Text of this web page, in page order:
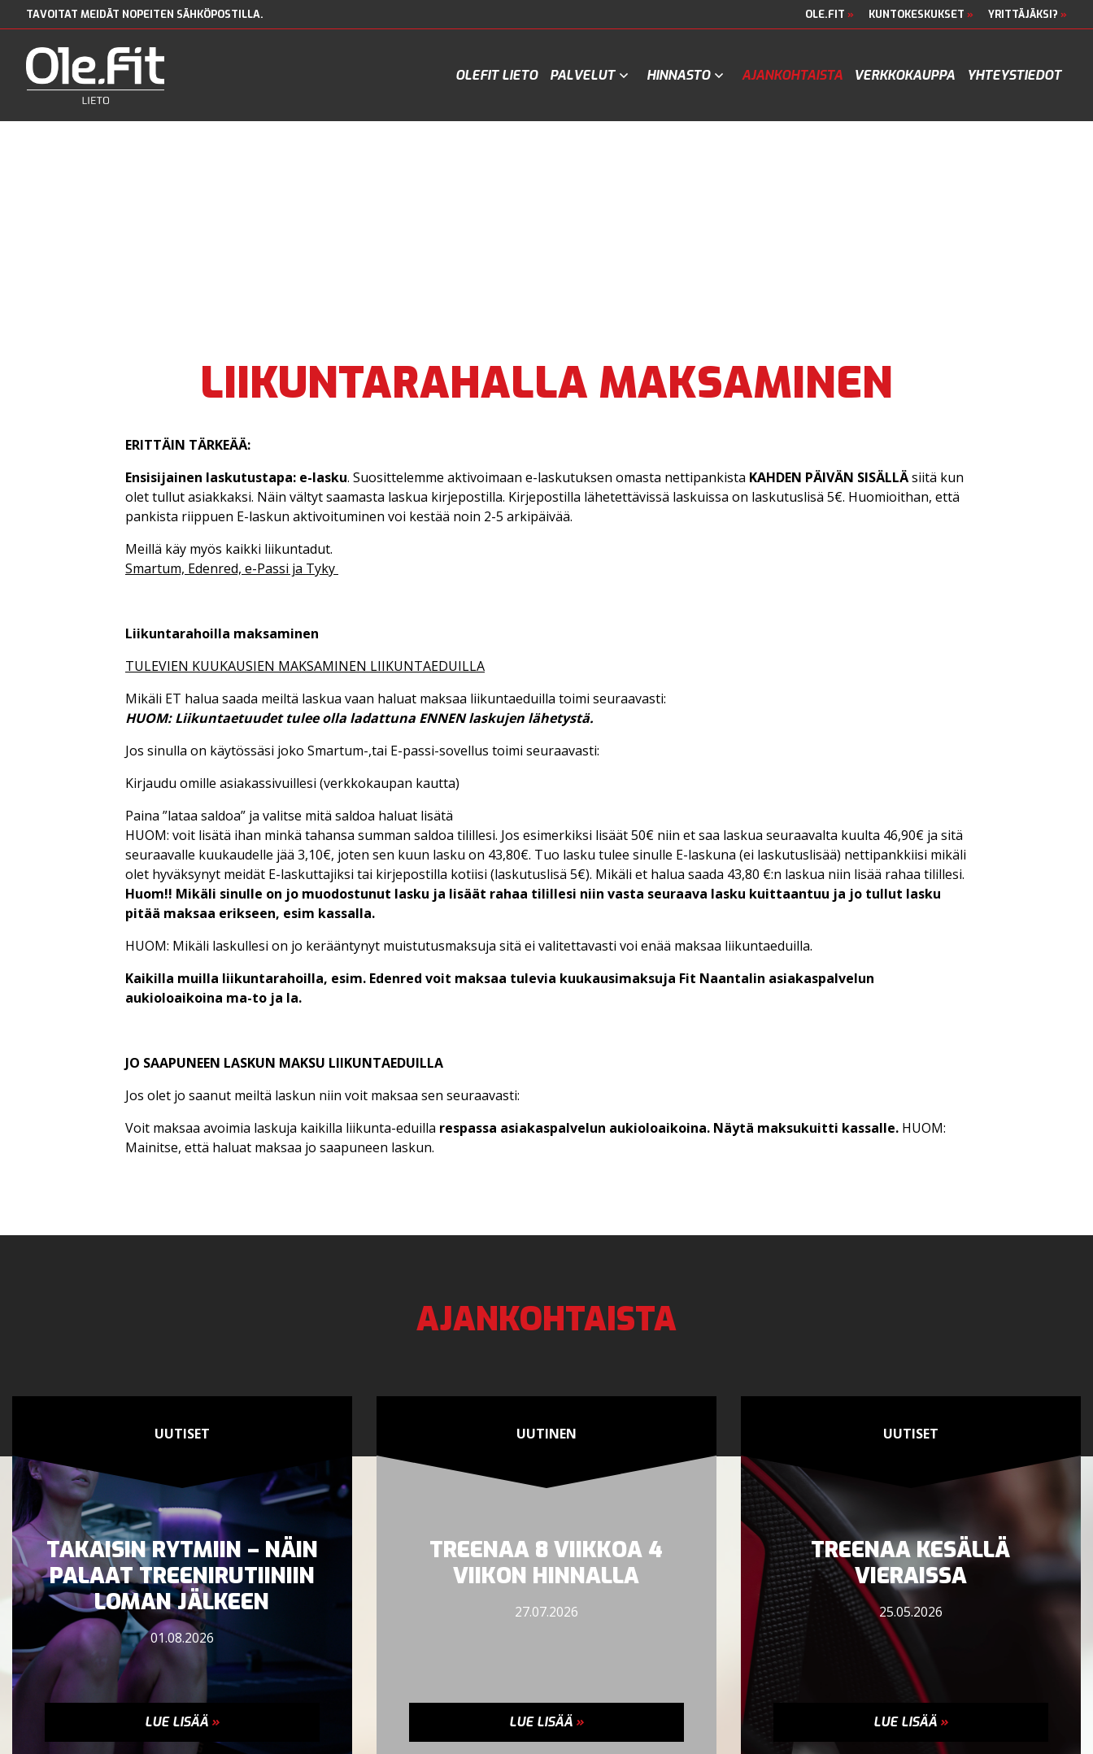
TAVOITAT MEIDÄT NOPEITEN SÄHKÖPOSTILLA. OLE.FIT » KUNTOKESKUKSET » YRITTÄJÄKSI? »
OLEFIT LIETO PALVELUT HINNASTO AJANKOHTAISTA VERKKOKAUPPA YHTEYSTIEDOT
LIIKUNTARAHALLA MAKSAMINEN
ERITTÄIN TÄRKEÄÄ:
Ensisijainen laskutustapa: e-lasku. Suosittelemme aktivoimaan e-laskutuksen omasta nettipankista KAHDEN PÄIVÄN SISÄLLÄsiitä kun
olet tullut asiakkaksi. Näin vältyt saamasta laskua kirjepostilla. Kirjepostilla lähetettävissä laskuissa on laskutuslisä 5€. Huomioithan, että
pankista riippuen E-laskun aktivoituminen voi kestää noin 2-5 arkipäivää.
Meillä käy myös kaikki liikuntadut.
Smartum, Edenred, e-Passi ja Tyky
Liikuntarahoilla maksaminen
TULEVIEN KUUKAUSIEN MAKSAMINEN LIIKUNTAEDUILLA
Mikäli ET halua saada meiltä laskua vaan haluat maksaa liikuntaeduilla toimi seuraavasti:
HUOM: Liikuntaetuudet tulee olla ladattuna ENNEN laskujen lähetystä.
Jos sinulla on käytössäsi joko Smartum-,tai E-passi-sovellus toimi seuraavasti:
Kirjaudu omille asiakassivuillesi (verkkokaupan kautta)
Paina ”lataa saldoa” ja valitse mitä saldoa haluat lisätä
HUOM: voit lisätä ihan minkä tahansa summan saldoa tilillesi. Jos esimerkiksi lisäät 50€ niin et saa laskua seuraavalta kuulta 46,90€ ja sitä
seuraavalle kuukaudelle jää 3,10€, joten sen kuun lasku on 43,80€. Tuo lasku tulee sinulle E-laskuna (ei laskutuslisää) nettipankkiisi mikäli
olet hyväksynyt meidät E-laskuttajiksi tai kirjepostilla kotiisi (laskutuslisä 5€). Mikäli et halua saada 43,80 €:n laskua niin lisää rahaa tilillesi.
Huom!! Mikäli sinulle on jo muodostunut lasku ja lisäät rahaa tilillesi niin vasta seuraava lasku kuittaantuu ja jo tullut lasku
pitää maksaa erikseen, esim kassalla.
HUOM: Mikäli laskullesi on jo kerääntynyt muistutusmaksuja sitä ei valitettavasti voi enää maksaa liikuntaeduilla.
Kaikilla muilla liikuntarahoilla, esim. Edenred voit maksaa tulevia kuukausimaksuja Fit Naantalin asiakaspalvelun
aukioloaikoina ma-to ja la.
JO SAAPUNEEN LASKUN MAKSU LIIKUNTAEDUILLA
Jos olet jo saanut meiltä laskun niin voit maksaa sen seuraavasti:
Voit maksaa avoimia laskuja kaikilla liikunta-eduilla respassa asiakaspalvelun aukioloaikoina. Näytä maksukuitti kassalle. HUOM:
Mainitse, että haluat maksaa jo saapuneen laskun.
AJANKOHTAISTA
UUTISET
TAKAISIN RYTMIIN – NÄIN
PALAAT TREENIRUTIINIIN
LOMAN JÄLKEEN
01.08.2026
LUE LISÄÄ »
UUTINEN
TREENAA 8 VIIKKOA 4
VIIKON HINNALLA
27.07.2026
LUE LISÄÄ »
UUTISET
TREENAA KESÄLLÄ
VIERAISSA
25.05.2026
LUE LISÄÄ »